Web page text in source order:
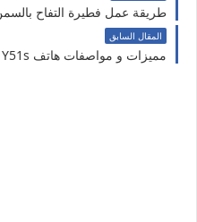
طريقة عمل فطيرة التفاح
المقال السابق
مميزات و مواصفات هاتف Vivo Y51s